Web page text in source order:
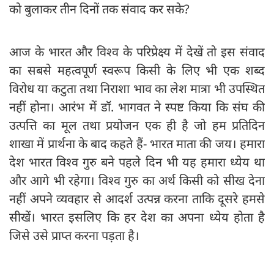
को बुलाकर तीन दिनों तक संवाद कर सके?
आज के भारत और विश्व के परिप्रेक्ष्य में देखें तो इस संवाद
का सबसे महत्वपूर्ण स्वरूप किसी के लिए भी एक शब्द
विरोध या कटुता तथा निराशा भाव का लेश मात्रा भी उपस्थित
नहीं होना। आरंभ में डॉ. भागवत ने स्पष्ट किया कि संघ की
उत्पत्ति का मूल तथा प्रयोजन एक ही है जो हम प्रतिदिन
शाखा में प्रार्थना के बाद कहते हैं- भारत माता की जय। हमारा
देश भारत विश्व गुरु बने पहले दिन भी यह हमारा ध्येय था
और आगे भी रहेगा। विश्व गुरु का अर्थ किसी को सीख देना
नहीं अपने व्यवहार से आदर्श उत्पन्न करना ताकि दूसरे हमसे
सीखें। भारत इसलिए कि हर देश का अपना ध्येय होता है
जिसे उसे प्राप्त करना पड़ता है।